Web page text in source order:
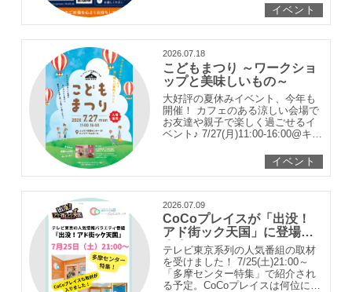
イベント
2026.07.18
こどもまつり ～ワークショ
ップと美味しいもの～
大好評の夏休みイベント、今年も
開催！ カフェのある涼しい会場で
お友達や親子で楽しく過ごせるイ
ベント♪ 7/27(月)11:00-16:00@キャ
イベント
2026.07.09
CoCoプレイスが「出没！
アド街ック天国」に登場し
ます！
テレビ東京系列の人気番組の取材
を受けました！ 7/25(土)21:00～
「多摩センター特集」で紹介され
る予定。CoCoプレイスは何位にラ